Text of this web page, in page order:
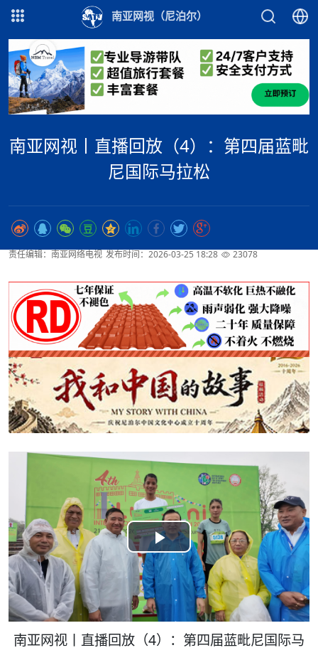
南亚网视（尼泊尔）
南亚网视丨直播回放（4）：第四届蓝毗
尼国际马拉松
责任编辑：南亚网络电视 发布时间：2026-03-25 18:28 23078
Play
Video
南亚网视丨直播回放（4）：第四届蓝毗尼国际马